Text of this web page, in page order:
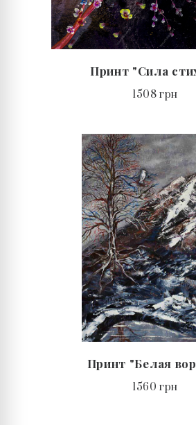
Принт "Сила
1508 грн
Принт "Белая
1560 грн